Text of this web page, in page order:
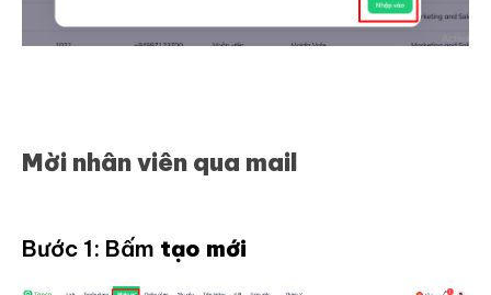
Mời nhân viên qua mail
Bước 1: Bấm tạo mới